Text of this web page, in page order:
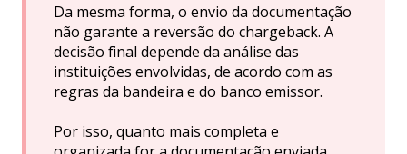
Da mesma forma, o envio da documentação
não garante a reversão do chargeback. A
decisão final depende da análise das
instituições envolvidas, de acordo com as
regras da bandeira e do banco emissor.
Por isso, quanto mais completa e